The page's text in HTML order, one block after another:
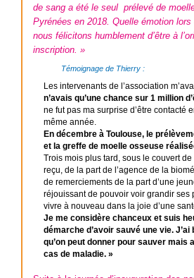
de sang a été le seul prélevé de
Pyrénées en 2018. Quelle émotion
nous félicitons humblement d’être à
inscription. »
Témoignage de Thierry :
Les intervenants de l’association
n’avais qu’une chance sur 1 million
ne fut pas ma surprise d’être contacté
même année.
En décembre à Toulouse, le
et la greffe de moelle osseuse
Trois mois plus tard, sous le couvert de
reçu, de la part de l’agence de la
de remerciements de la part d’une
réjouissant de pouvoir voir grandir ses
vivre à nouveau dans la joie d’une
Je me considère chanceux et suis
démarche d’avoir sauvé une vie.
qu’on peut donner pour sauver mais
cas de maladie. »